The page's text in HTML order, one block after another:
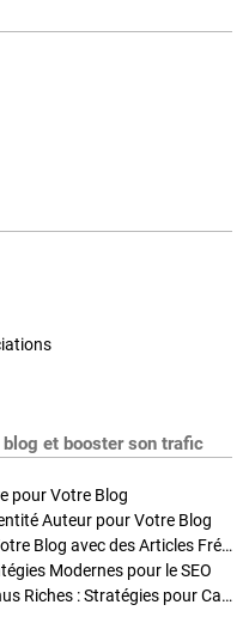
et booster son trafic
pour Votre Blog
Auteur pour Votre Blog
Stratégies de Publication : Boostez Votre Blog avec des Articles Fréquents et Exclusifs
Modernes pour le SEO
Enrichir Vos Articles avec des Contenus Riches : Stratégies pour Captiver et Optimiser